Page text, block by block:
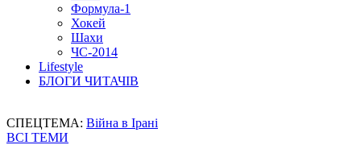
Формула-1
Хокей
Шахи
ЧС-2014
Lifestyle
БЛОГИ ЧИТАЧІВ
СПЕЦТЕМА: Війна в Ірані
ВСІ ТЕМИ